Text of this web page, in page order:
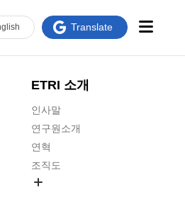
ETRI 소개
인사말
연구원소개
연혁
조직도
glish Translate